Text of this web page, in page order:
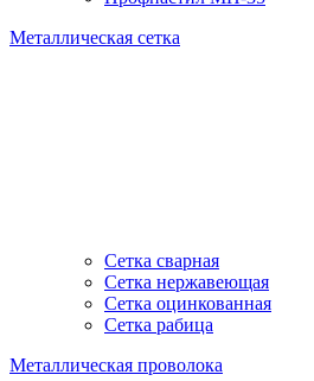
Металлическая сетка
Сетка сварная
Сетка нержавеющая
Сетка оцинкованная
Сетка рабица
Металлическая проволока